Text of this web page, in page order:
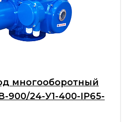
многооборотный
24-У1-400-IP65-